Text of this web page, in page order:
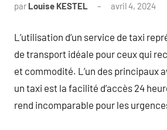
par Louise KESTEL avril 4, 2024
L’utilisation d’un service de taxi
de transport idéale pour ceux qui
et commodité. L’un des principaux
un taxi est la facilité d’accès 24
rend incomparable pour les